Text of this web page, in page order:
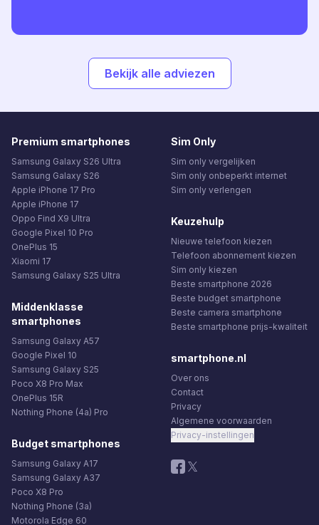
Bekijk alle adviezen
Premium smartphones
Samsung Galaxy S26 Ultra
Samsung Galaxy S26
Apple iPhone 17 Pro
Apple iPhone 17
Oppo Find X9 Ultra
Google Pixel 10 Pro
OnePlus 15
Xiaomi 17
Samsung Galaxy S25 Ultra
Middenklasse
smartphones
Samsung Galaxy A57
Google Pixel 10
Samsung Galaxy S25
Poco X8 Pro Max
OnePlus 15R
Nothing Phone (4a) Pro
Budget smartphones
Samsung Galaxy A17
Samsung Galaxy A37
Poco X8 Pro
Nothing Phone (3a)
Motorola Edge 60
Sim Only
Sim only vergelijken
Sim only onbeperkt internet
Sim only verlengen
Keuzehulp
Nieuwe telefoon kiezen
Telefoon abonnement kiezen
Sim only kiezen
Beste smartphone 2026
Beste budget smartphone
Beste camera smartphone
Beste smartphone prijs-kwaliteit
smartphone.nl
Over ons
Contact
Privacy
Algemene voorwaarden
Privacy-instellingen